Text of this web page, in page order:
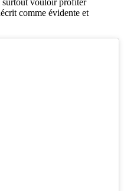
surtout vouloir profiter
comme évidente et